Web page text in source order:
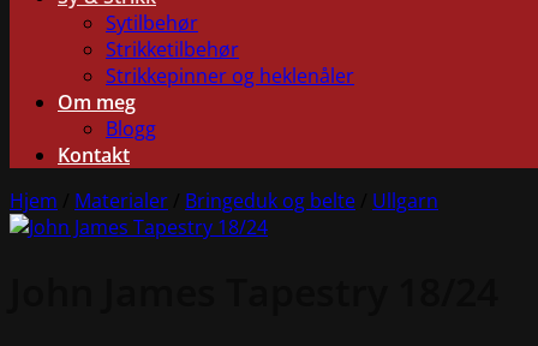
Sytilbehør
Strikketilbehør
Strikkepinner og heklenåler
Om meg
Blogg
Kontakt
Hjem
Materialer Bringeduk og belte Ullgarn